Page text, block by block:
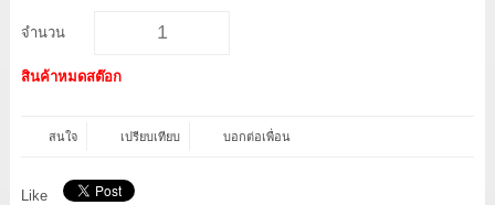
จำนวน
สินค้าหมดสต๊อก
สนใจ เปรียบเทียบ บอกต่อเพื่อน
Like